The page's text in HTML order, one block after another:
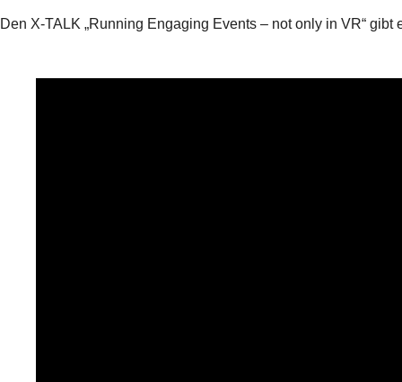
Den X-TALK „Running Engaging Events – not only in VR“